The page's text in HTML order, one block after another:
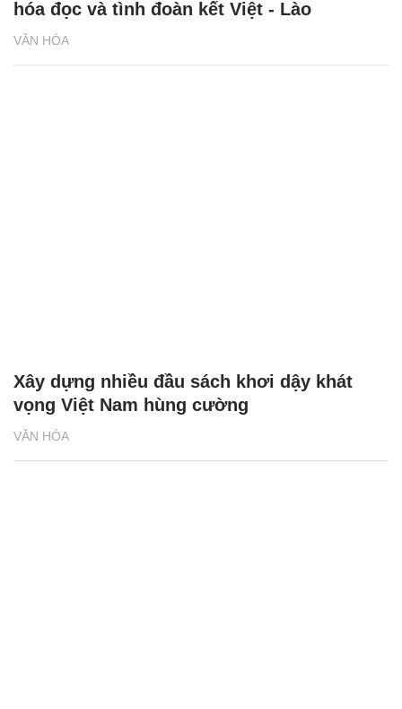
VĂN HÓA
hóa đọc và tình đoàn kết Việt - Lào
VĂN HÓA
Xây dựng nhiều đầu sách khơi dậy khát
vọng Việt Nam hùng cường